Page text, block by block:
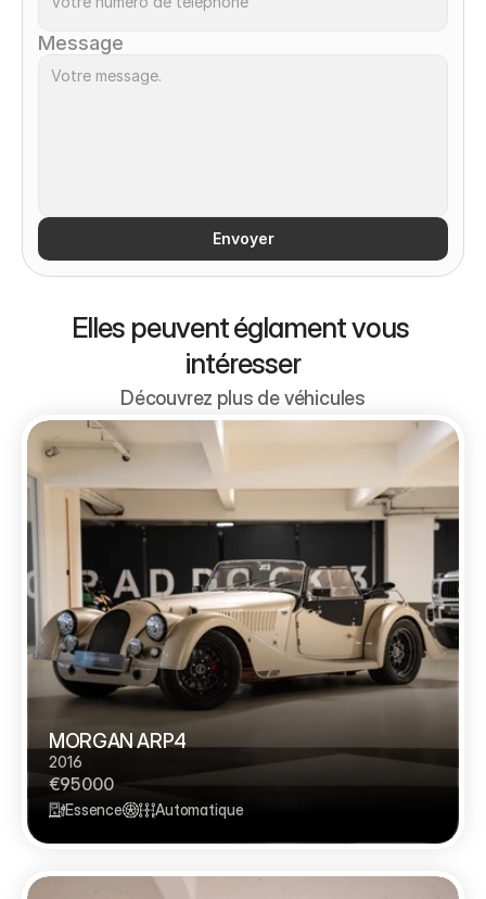
Message
Envoyer
Elles peuvent églament vous
intéresser
Découvrez plus de véhicules
MORGAN ARP4
2016
€95 000
Essence Automatique